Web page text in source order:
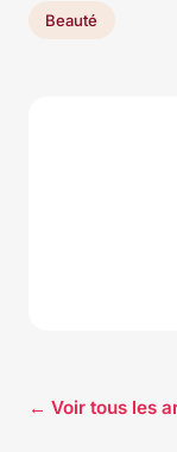
Beauté
← Voir tous les